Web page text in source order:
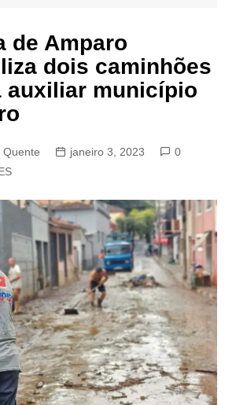
de Amparo
dois caminhões
auxiliar município
Quente janeiro 3, 2023
0